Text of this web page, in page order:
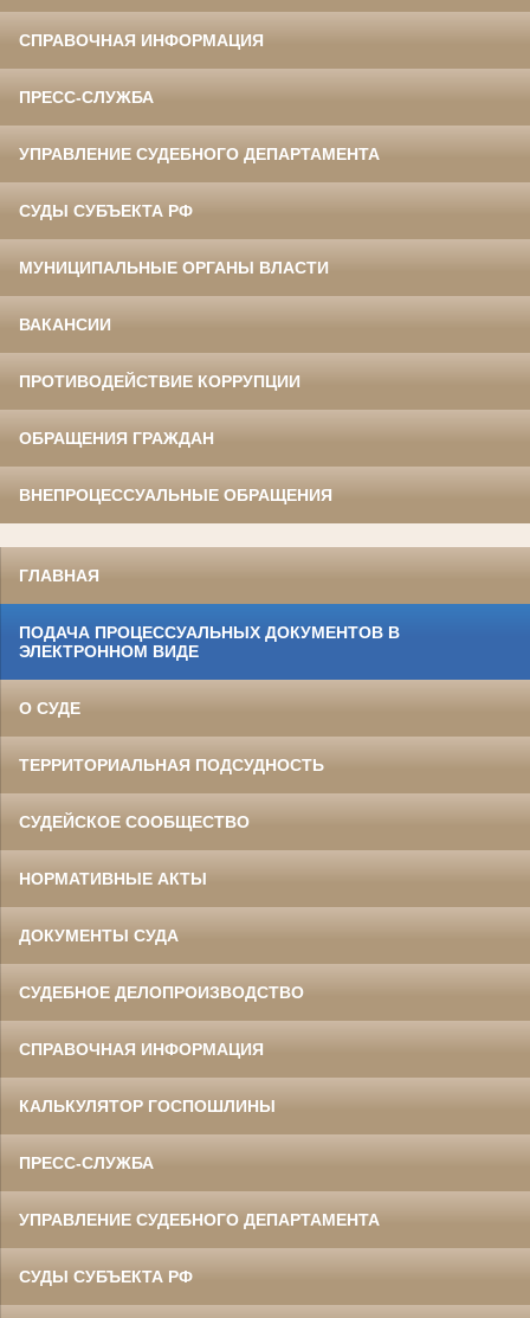
СПРАВОЧНАЯ ИНФОРМАЦИЯ
ПРЕСС-СЛУЖБА
УПРАВЛЕНИЕ СУДЕБНОГО ДЕПАРТАМЕНТА
СУДЫ СУБЪЕКТА РФ
МУНИЦИПАЛЬНЫЕ ОРГАНЫ ВЛАСТИ
ВАКАНСИИ
ПРОТИВОДЕЙСТВИЕ КОРРУПЦИИ
ОБРАЩЕНИЯ ГРАЖДАН
ВНЕПРОЦЕССУАЛЬНЫЕ ОБРАЩЕНИЯ
ГЛАВНАЯ
ПОДАЧА ПРОЦЕССУАЛЬНЫХ ДОКУМЕНТОВ В
ЭЛЕКТРОННОМ ВИДЕ
О СУДЕ
ТЕРРИТОРИАЛЬНАЯ ПОДСУДНОСТЬ
СУДЕЙСКОЕ СООБЩЕСТВО
НОРМАТИВНЫЕ АКТЫ
ДОКУМЕНТЫ СУДА
СУДЕБНОЕ ДЕЛОПРОИЗВОДСТВО
СПРАВОЧНАЯ ИНФОРМАЦИЯ
КАЛЬКУЛЯТОР ГОСПОШЛИНЫ
ПРЕСС-СЛУЖБА
УПРАВЛЕНИЕ СУДЕБНОГО ДЕПАРТАМЕНТА
СУДЫ СУБЪЕКТА РФ